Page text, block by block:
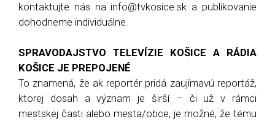
kontaktujte nás na info@tvkosice.sk a publikovanie
dohodneme individuálne.
SPRAVODAJSTVO TELEVÍZIE KOŠICE A RÁDIA
KOŠICE JE PREPOJENÉ
To znamená, že ak reportér pridá zaujímavú reportáž,
ktorej dosah a význam je širší – či už v rámci
mestskej časti alebo mesta/obce, je možné, že tému